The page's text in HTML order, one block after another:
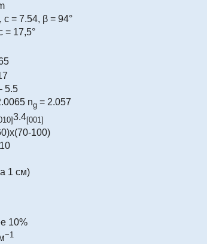
c = 7.54, β = 94°
= 17,5°
5.5
ng = 2.057
3.4[001]
100)
1 см)
10%
−1